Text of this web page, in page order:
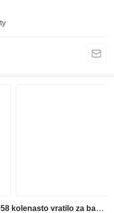
Caterpillar 261-1544/282-7958 kolenasto vratilo za bagera